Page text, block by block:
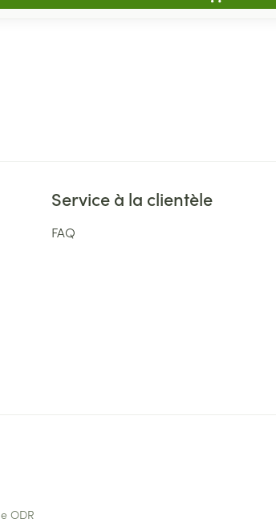
Service à la clientèle
FAQ
ODR